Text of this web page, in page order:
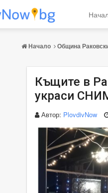
Начало Община
Къщите в
украси
Автор: PlovdivNow